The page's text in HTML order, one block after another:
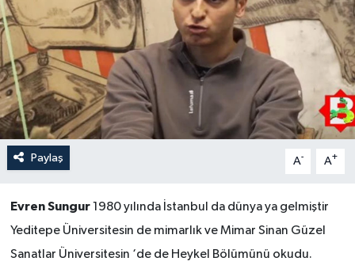
Paylaş A- A+
Evren Sungur1980 yılında İstanbul da dünya ya gelmiştir
Yeditepe Üniversitesin de mimarlık ve Mimar Sinan Güzel
Sanatlar Üniversitesin ‘de de Heykel Bölümünü okudu.